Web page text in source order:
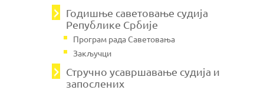
Годишње саветовање судија
Републике Србије
Програм рада Саветовања
Закључци
Стручно усавршавање судија и
запослених